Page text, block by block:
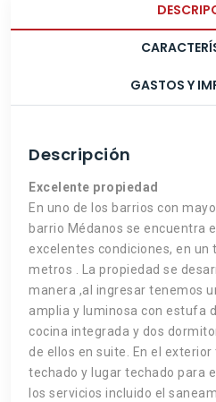
GASTOS Y
Descripción
Excelente propiedad
En uno de los barrios con
barrio Médanos se encuentra
excelentes condiciones, en un
metros . La propiedad se
manera ,al ingresar tenemos
amplia y luminosa con estufa
cocina integrada y dos
de ellos en suite. En el
techado y lugar techado para
los servicios incluido el